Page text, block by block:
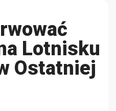
Lotnisku
Ostatniej